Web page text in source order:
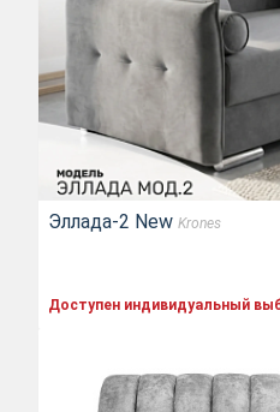
Эллада-2 New Krones
Доступен индивидуальный